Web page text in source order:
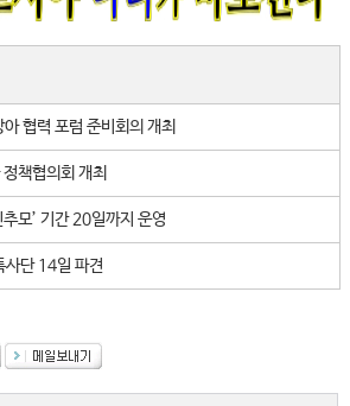
협력 포럼 준비회의 개최
책협의회 개최
모’ 기간 20일까지 운영
사단 14일 파견